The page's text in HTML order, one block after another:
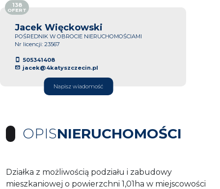
Jacek Więckowski
POŚREDNIK W OBROCIE NIERUCHOMOŚCIAMI
Nr licencji: 23567
505341408
jacek@4katyszczecin.pl
Napisz wiadomość
138
OFERT
OPISNIERUCHOMOŚCI
Działka z możliwością podziału i zabudowy
mieszkaniowej o powierzchni 1,01ha w miejscowości